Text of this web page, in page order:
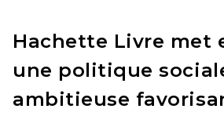
Hachette Livre met
une politique
ambitieuse